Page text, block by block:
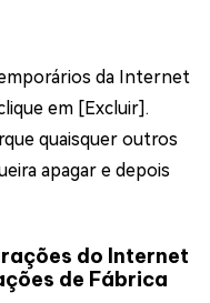
da Internet
em [Excluir].
quaisquer outros
apagar e depois
do Internet
de Fábrica